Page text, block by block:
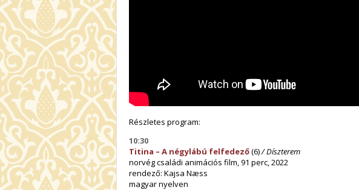
Részletes program:
10:30
Titina – A négylábú felfedező(6)/ Díszterem
norvég családi animációs film, 91 perc, 2022
rendező: Kajsa Næss
magyar nyelven